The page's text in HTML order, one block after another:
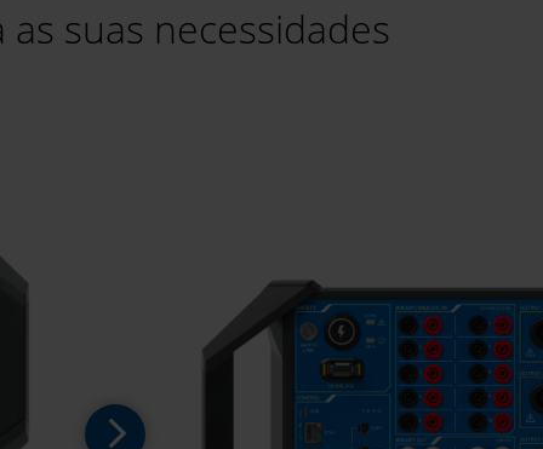
suas necessidades